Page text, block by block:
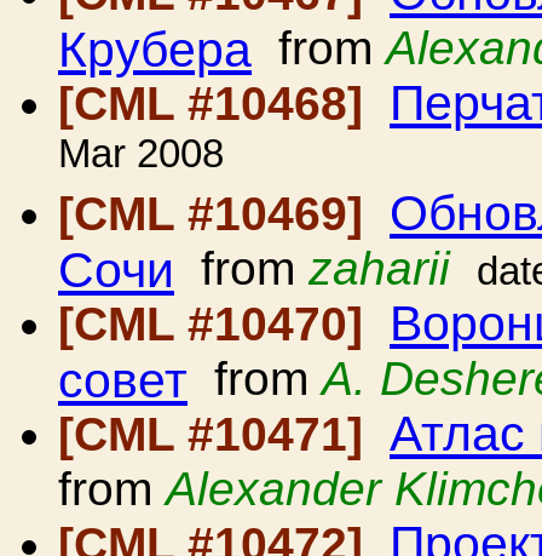
Крубера from
[CML #10468]
Mar 2008
[CML #10469]
Сочи from zaharii
[CML #10470]
совет fromA.
[CML #10471]
fromAlexander
[CML #10472]